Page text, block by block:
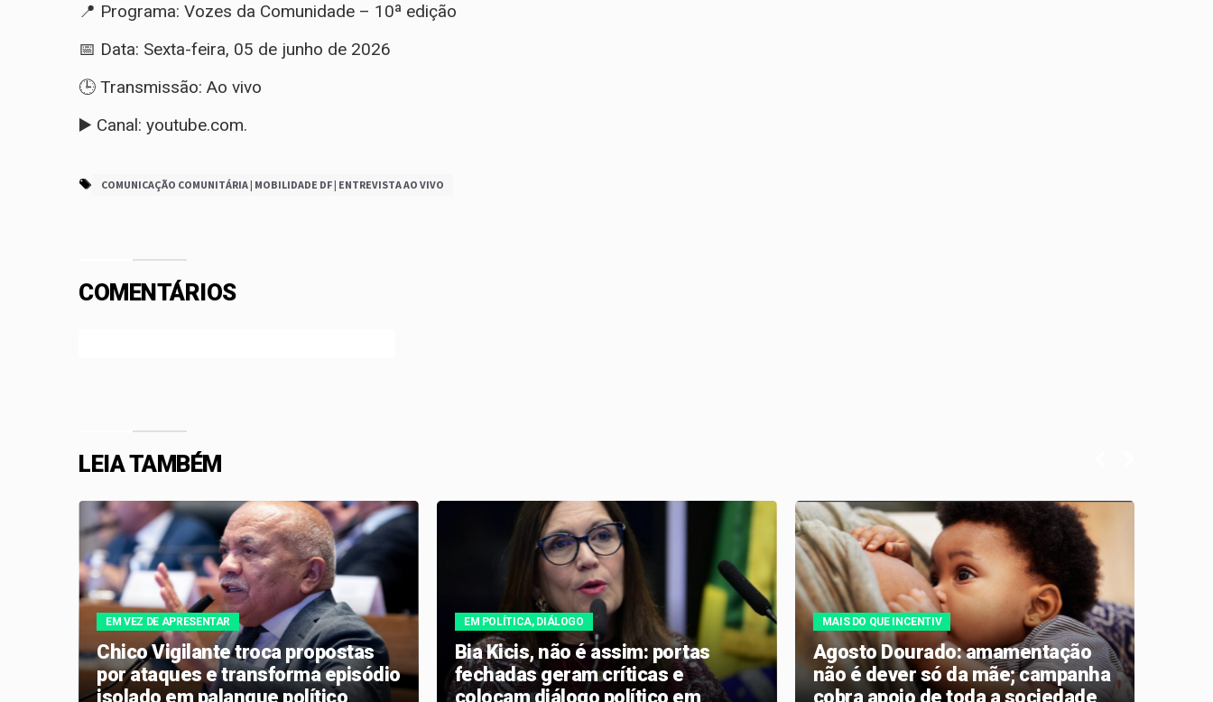
📍 Programa: Vozes da Comunidade – 10ª edição
📅 Data: Sexta-feira, 05 de junho de 2026
🕒 Transmissão: Ao vivo
▶️ Canal: youtube.com.
COMUNICAÇÃO COMUNITÁRIA | MOBILIDADE DF | ENTREVISTA AO VIVO
COMENTÁRIOS
LEIA TAMBÉM
EM VEZ DE APRESENTAR
Chico Vigilante troca propostas
por ataques e transforma episódio
isolado em palanque político
EM POLÍTICA, DIÁLOGO
Bia Kicis, não é assim: portas
fechadas geram críticas e
colocam diálogo político em
MAIS DO QUE INCENTIV
Agosto Dourado: amamentação
não é dever só da mãe; campanha
cobra apoio de toda a sociedade